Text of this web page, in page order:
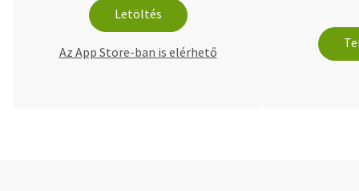
Letöltés
Az App Store-ban is elérhető